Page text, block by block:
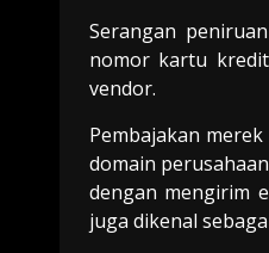
Serangan
nomor kartu
vendor.
Pembajakan
domain
dengan mengirim
juga dikenal